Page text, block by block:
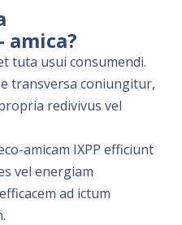
tuta usui consumendi.
transversa coniungitur,
redivivus vel
amicam IXPP efficiunt
vel energiam
ad ictum